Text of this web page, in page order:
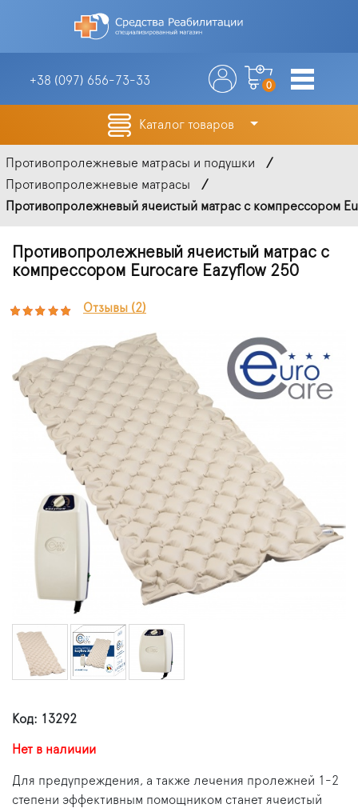
+38 (097) 656-73-33 0
Каталог товаров
Противопролежневые матрасы и подушки
Противопролежневые матрасы
Противопролежневый ячеистый матрас с компрессором
Противопролежневый ячеистый матрас с
компрессором Eurocare Eazyflow 250
Отзывы (2)
Код: 13292
Нет в наличии
Для предупреждения, а также лечения пролежней 1-2
степени эффективным помощником станет ячеистый